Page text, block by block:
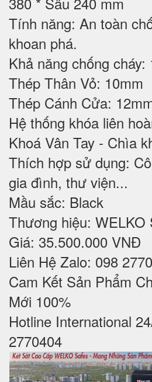
Tính năng: An toàn
khoan phá.
Khả năng chống cháy:
Thép Thân Vỏ: 10mm
Thép Cánh Cửa:
Hệ thống khóa liên
Khoá Vân Tay - Chìa
Thích hợp sử dụng:
gia đình, thư viện...
Mầu sắc: Black
Thương hiệu: WELKO
Giá: 35.500.000 VNĐ
Liên Hệ Zalo: 098
Cam Kết Sản Phẩm
Mới 100%
Hotline International
2770404